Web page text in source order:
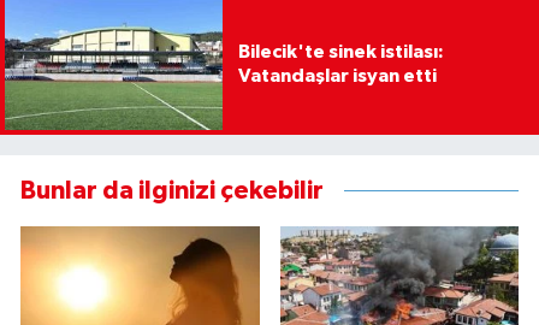
Bilecik'te sinek istilası:
Vatandaşlar isyan etti
Bunlar da ilginizi çekebilir